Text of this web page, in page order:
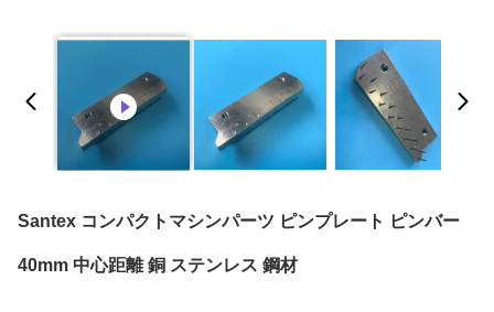
Santex コンパクトマシンパーツ ピンプレート ピンバー
40mm 中心距離 銅 ステンレス 鋼材